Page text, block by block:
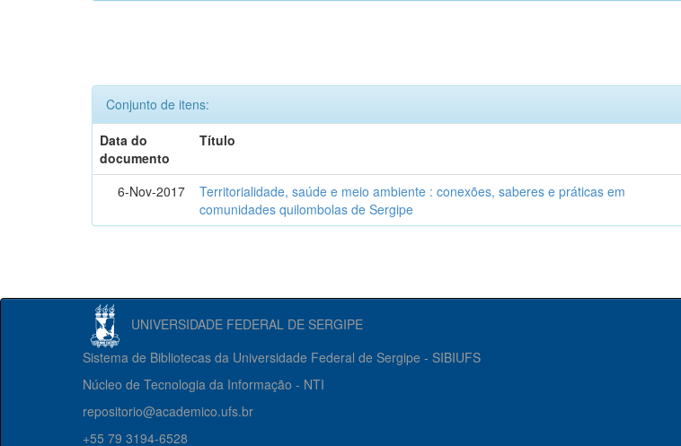
Conjunto de itens:
Data do
documento
Título
6-Nov-2017
Territorialidade, saúde e meio ambiente : conexões, saberes e práticas em
comunidades quilombolas de Sergipe
UNIVERSIDADE FEDERAL DE SERGIPE
Sistema de Bibliotecas da Universidade Federal de Sergipe - SIBIUFS
Núcleo de Tecnologia da Informação - NTI
repositorio@academico.ufs.br
+55 79 3194-6528